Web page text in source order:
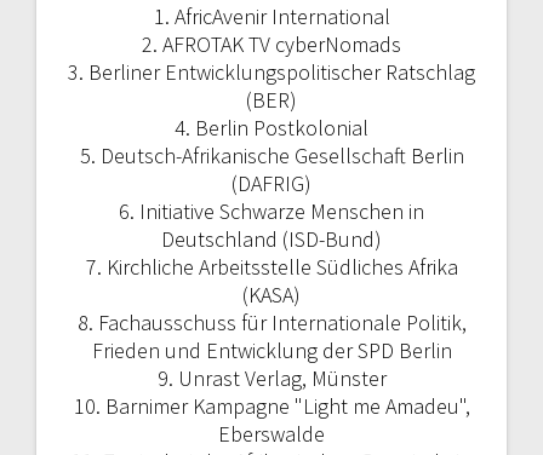
1. AfricAvenir International
2. AFROTAK TV cyberNomads
3. Berliner Entwicklungspolitischer Ratschlag
(BER)
4. Berlin Postkolonial
5. Deutsch-Afrikanische Gesellschaft Berlin
(DAFRIG)
6. Initiative Schwarze Menschen in
Deutschland (ISD-Bund)
7. Kirchliche Arbeitsstelle Südliches Afrika
(KASA)
8. Fachausschuss für Internationale Politik,
Frieden und Entwicklung der SPD Berlin
9. Unrast Verlag, Münster
10. Barnimer Kampagne "Light me Amadeu",
Eberswalde